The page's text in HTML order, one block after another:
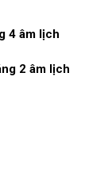
4 âm lịch
2 âm lịch